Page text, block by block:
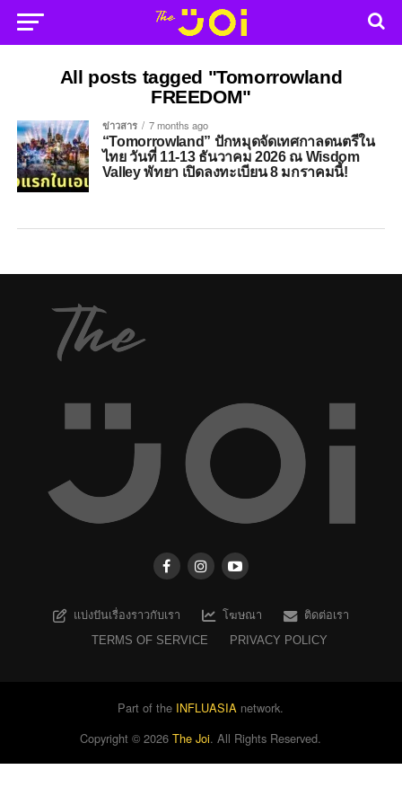
All posts tagged "Tomorrowland
FREEDOM"
ข่าวสาร 7 months ago
“Tomorrowland” ปักหมุดจัดเทศกาลดนตรีใน
ไทย วันที่ 11-13 ธันวาคม 2026 ณ Wisdom
Valley พัทยา เปิดลงทะเบียน 8 มกราคมนี้!
แบ่งปันเรื่องราวกับเรา โฆษณา
ติดต่อเรา
TERMS OF SERVICE
PRIVACY POLICY
Part of the INFLUASIA network.
Copyright ©2026 The Joi. All Rights Reserved.